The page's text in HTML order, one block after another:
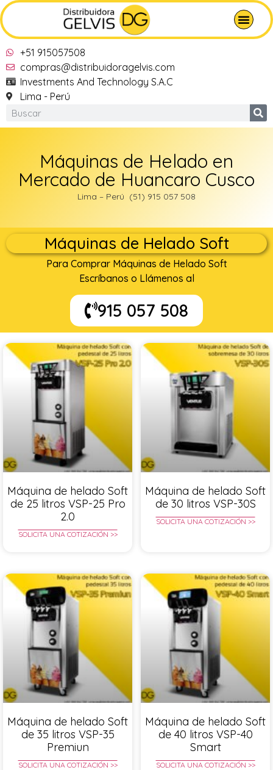
+51 915057508
compras@distribuidoragelvis.com
Investments And Technology S.A.C
Lima - Perú
Máquinas de Helado en
Mercado de Huancaro Cusco
Lima – Perú (51) 915 057 508
Máquinas de Helado Soft
Para Comprar Máquinas de Helado Soft
Escríbanos o Llámenos al
915 057 508
Máquina de helado Soft
de 25 litros VSP-25 Pro
2.0
SOLICITA UNA COTIZACIÓN >>
Máquina de helado Soft
de 30 litros VSP-30S
SOLICITA UNA COTIZACIÓN >>
Máquina de helado Soft
de 35 litros VSP-35
Premiun
SOLICITA UNA COTIZACIÓN >>
Máquina de helado Soft
de 40 litros VSP-40
Smart
SOLICITA UNA COTIZACIÓN >>